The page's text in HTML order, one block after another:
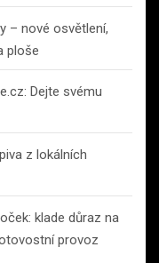
– nové osvětlení,
ploše
Dejte svému
z lokálních
klade důraz na
provoz